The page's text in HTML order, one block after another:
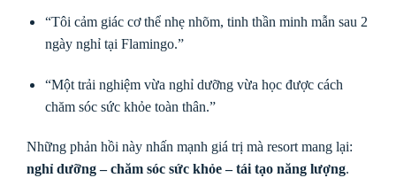
“Tôi cảm giác cơ thể nhẹ nhõm, tinh thần minh mẫn sau 2
ngày nghỉ tại Flamingo.”
“Một trải nghiệm vừa nghỉ dưỡng vừa học được cách
chăm sóc sức khỏe toàn thân.”
Những phản hồi này nhấn mạnh giá trị mà resort mang lại:
nghỉ dưỡng – chăm sóc sức khỏe – tái tạo năng lượng.